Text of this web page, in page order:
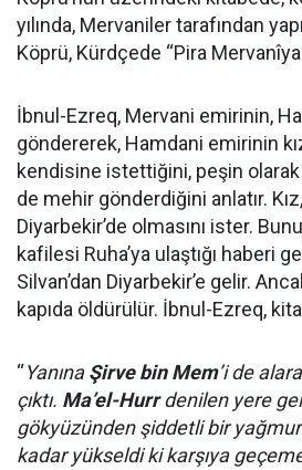
yılında, Mervaniler tarafından
Köprü, Kürdçede “Pira
İbnul-Ezreq, Mervani emirinin,
göndererek, Hamdani emirinin
kendisine istettiğini, peşin
de mehir gönderdiğini anlatır.
Diyarbekir’de olmasını ister.
kafilesi Ruha’ya ulaştığı haberi
Silvan’dan Diyarbekir’e gelir.
kapıda öldürülür. İbnul-Ezreq,
“YanınaŞirve bin Mem’i de
çıktı. Ma’el-Hurrdenilen yere
gökyüzünden şiddetli bir
kadar yükseldi ki karşıya